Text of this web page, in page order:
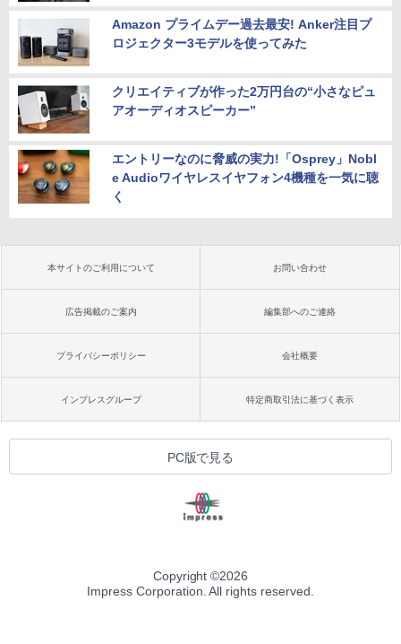
Amazon プライムデー過去最安! Anker注目プ
ロジェクター3モデルを使ってみた
クリエイティブが作った2万円台の“小さなピュ
アオーディオスピーカー”
エントリーなのに脅威の実力!「Osprey」Nobl
e Audioワイヤレスイヤフォン4機種を一気に聴
く
本サイトのご利用について お問い合わせ
広告掲載のご案内 編集部へのご連絡
プライバシーポリシー 会社概要
インプレスグループ 特定商取引法に基づく表示
PC版で見る
Copyright ©2026
Impress Corporation. All rights reserved.